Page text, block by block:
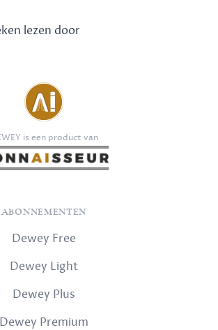
lezen door
is een product van
ABONNEMENTEN
Dewey Free
Dewey Light
Dewey Plus
Dewey Premium